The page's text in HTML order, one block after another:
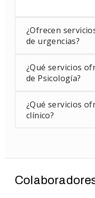
¿Ofrecen
de urgencias?
¿Qué servicios
de Psicología?
¿Qué servicios
clínico?